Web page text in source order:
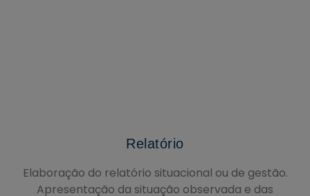
Relatório
Elaboração do relatório situacional ou de gestão.
Apresentação da situação observada e das